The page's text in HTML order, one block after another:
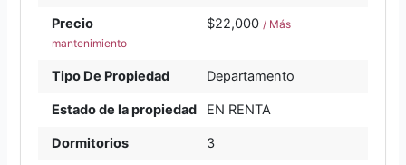
Precio $22,000 / Más
mantenimiento
Tipo De Propiedad Departamento
Estado de la propiedad EN RENTA
Dormitorios 3